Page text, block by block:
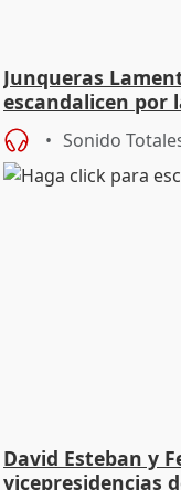
Junqueras
escandalicen por
Sonido
David Esteban y
vicepresidencias